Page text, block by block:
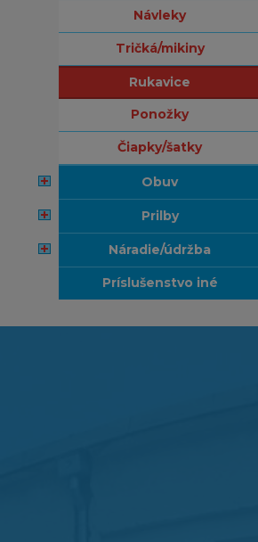
návleky
tričká/mikiny
rukavice
ponožky
čiapky/šatky
obuv
prilby
náradie/údržba
príslušenstvo iné